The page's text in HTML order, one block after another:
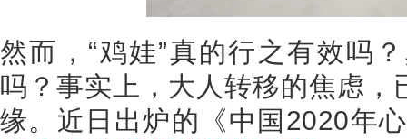
然而，“鸡娃”真的行之有效吗
吗？事实上，大人转移的焦虑
缘。近日出炉的《中国 2020年